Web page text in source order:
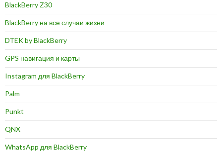
BlackBerry Z30
BlackBerry на все случаи жизни
DTEK by BlackBerry
GPS навигация и карты
Instagram для BlackBerry
Palm
Punkt
QNX
WhatsApp для BlackBerry